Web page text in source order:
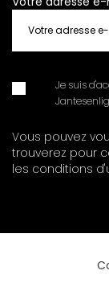
Je suis
Vous pouvez
trouverez pour
les conditions